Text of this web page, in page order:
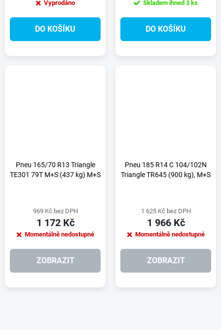
Vyprodáno
DO KOŠÍKU
Skladem ihned 3 ks
DO KOŠÍKU
Pneu 165/70 R13 Triangle
TE301 79T M+S (437 kg) M+S
969 Kč bez DPH
1 172 Kč
Momentálně nedostupné
ZOBRAZIT
Pneu 185 R14 C 104/102N
Triangle TR645 (900 kg), M+S
1 625 Kč bez DPH
1 966 Kč
Momentálně nedostupné
ZOBRAZIT